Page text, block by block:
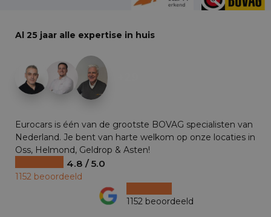
Al 25 jaar alle expertise in huis
Eurocars is één van de grootste BOVAG specialisten van
Nederland. Je bent van harte welkom op onze locaties in
Oss, Helmond, Geldrop & Asten!
4.8 / 5.0
1152 beoordeeld
1152 beoordeeld